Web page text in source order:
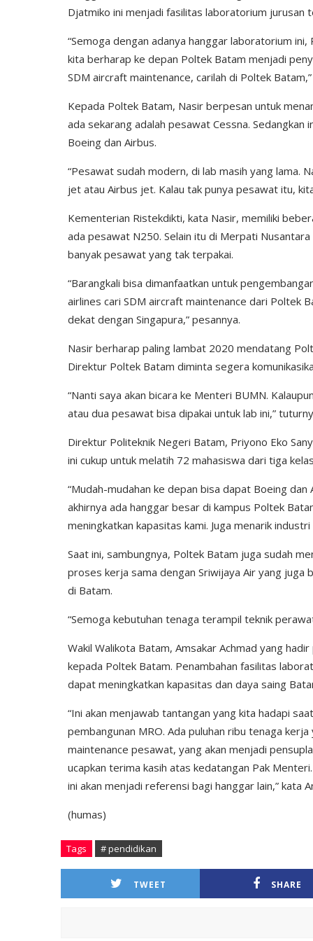
Djatmiko ini menjadi fasilitas laboratorium jurusan
“Semoga dengan adanya hanggar laboratorium
kita berharap ke depan Poltek Batam menjadi
SDM aircraft maintenance, carilah di Poltek
Kepada Poltek Batam, Nasir berpesan untuk
ada sekarang adalah pesawat Cessna.
Boeing dan Airbus.
“Pesawat sudah modern, di lab masih yang lama.
jet atau Airbus jet. Kalau tak punya pesawat itu,
Kementerian Ristekdikti, kata Nasir, memiliki
ada pesawat N250. Selain itu di Merpati
banyak pesawat yang tak terpakai.
“Barangkali bisa dimanfaatkan untuk
airlines cari SDM aircraft maintenance dari Poltek
dekat dengan Singapura,” pesannya.
Nasir berharap paling lambat 2020 mendatang
Direktur Poltek Batam diminta segera
“Nanti saya akan bicara ke Menteri BUMN.
atau dua pesawat bisa dipakai untuk lab ini,”
Direktur Politeknik Negeri Batam, Priyono Eko
ini cukup untuk melatih 72 mahasiswa dari tiga
“Mudah-mudahan ke depan bisa dapat Boeing
akhirnya ada hanggar besar di kampus Poltek
meningkatkan kapasitas kami. Juga menarik
Saat ini, sambungnya, Poltek Batam juga sudah
proses kerja sama dengan Sriwijaya Air yang juga
di Batam.
“Semoga kebutuhan tenaga terampil teknik
Wakil Walikota Batam, Amsakar Achmad yang
kepada Poltek Batam. Penambahan fasilitas
dapat meningkatkan kapasitas dan daya saing
“Ini akan menjawab tantangan yang kita hadapi
pembangunan MRO. Ada puluhan ribu tenaga
maintenance pesawat, yang akan menjadi
ucapkan terima kasih atas kedatangan Pak
ini akan menjadi referensi bagi hanggar lain,” kata
(humas)
Tags # pendidikan
TWEET SHARE